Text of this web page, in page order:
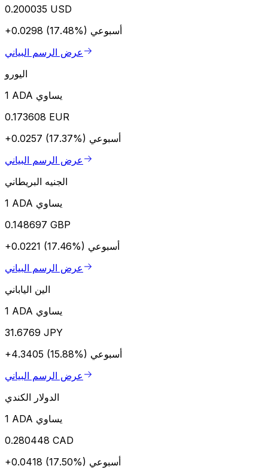
0.200035 USD
+0.0298 (17.48%) أسبوعي
عرض الرسم البياني
اليورو
1 ADA يساوي
0.173608 EUR
+0.0257 (17.37%) أسبوعي
عرض الرسم البياني
الجنيه البريطاني
1 ADA يساوي
0.148697 GBP
+0.0221 (17.46%) أسبوعي
عرض الرسم البياني
الين الياباني
1 ADA يساوي
31.6769 JPY
+4.3405 (15.88%) أسبوعي
عرض الرسم البياني
الدولار الكندي
1 ADA يساوي
0.280448 CAD
+0.0418 (17.50%) أسبوعي